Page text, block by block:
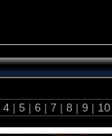
4 | 5 | 6 | 7 | 8 | 9 |